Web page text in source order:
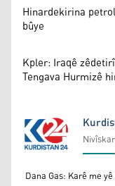
Hinardekirina
bûye
Kpler: Iraqê
Tengava Hurmizê
Kurdistan24
Nivîskar
Dana Gas: Karê me